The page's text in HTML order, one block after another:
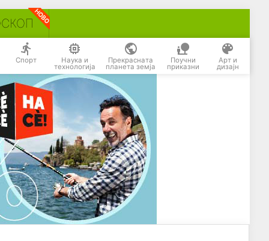
Спорт Наука и
технологија
Прекрасната
планета земја
Поучни
приказни
Арт и
дизајн